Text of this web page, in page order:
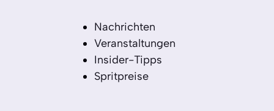
Nachrichten
Veranstaltungen
Insider-Tipps
Spritpreise